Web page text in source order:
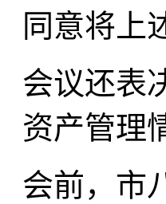
同意将上
会议还表
资产管理
会前，市